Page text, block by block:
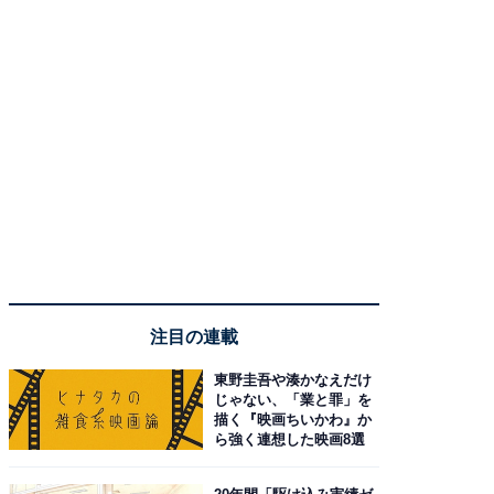
注目の連載
東野圭吾や湊かなえだけ
じゃない、「業と罪」を
描く『映画ちいかわ』か
ら強く連想した映画8選